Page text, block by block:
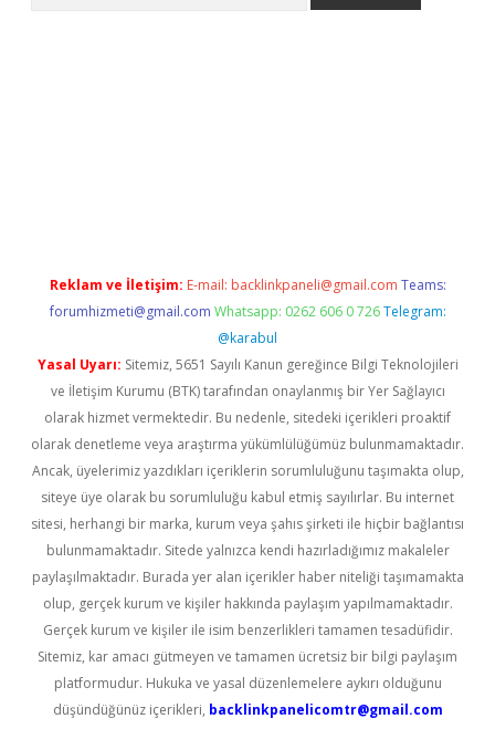
Reklam ve İletişim: E-mail: backlinkpaneli@gmail.com Teams:
forumhizmeti@gmail.com Whatsapp: 0262 606 0 726 Telegram:
@karabul
Yasal Uyarı: Sitemiz, 5651 Sayılı Kanun gereğince Bilgi Teknolojileri
ve İletişim Kurumu (BTK) tarafından onaylanmış bir Yer Sağlayıcı
olarak hizmet vermektedir. Bu nedenle, sitedeki içerikleri proaktif
olarak denetleme veya araştırma yükümlülüğümüz bulunmamaktadır.
Ancak, üyelerimiz yazdıkları içeriklerin sorumluluğunu taşımakta olup,
siteye üye olarak bu sorumluluğu kabul etmiş sayılırlar. Bu internet
sitesi, herhangi bir marka, kurum veya şahıs şirketi ile hiçbir bağlantısı
bulunmamaktadır. Sitede yalnızca kendi hazırladığımız makaleler
paylaşılmaktadır. Burada yer alan içerikler haber niteliği taşımamakta
olup, gerçek kurum ve kişiler hakkında paylaşım yapılmamaktadır.
Gerçek kurum ve kişiler ile isim benzerlikleri tamamen tesadüfidir.
Sitemiz, kar amacı gütmeyen ve tamamen ücretsiz bir bilgi paylaşım
platformudur. Hukuka ve yasal düzenlemelere aykırı olduğunu
düşündüğünüz içerikleri, backlinkpanelicomtr@gmail.com